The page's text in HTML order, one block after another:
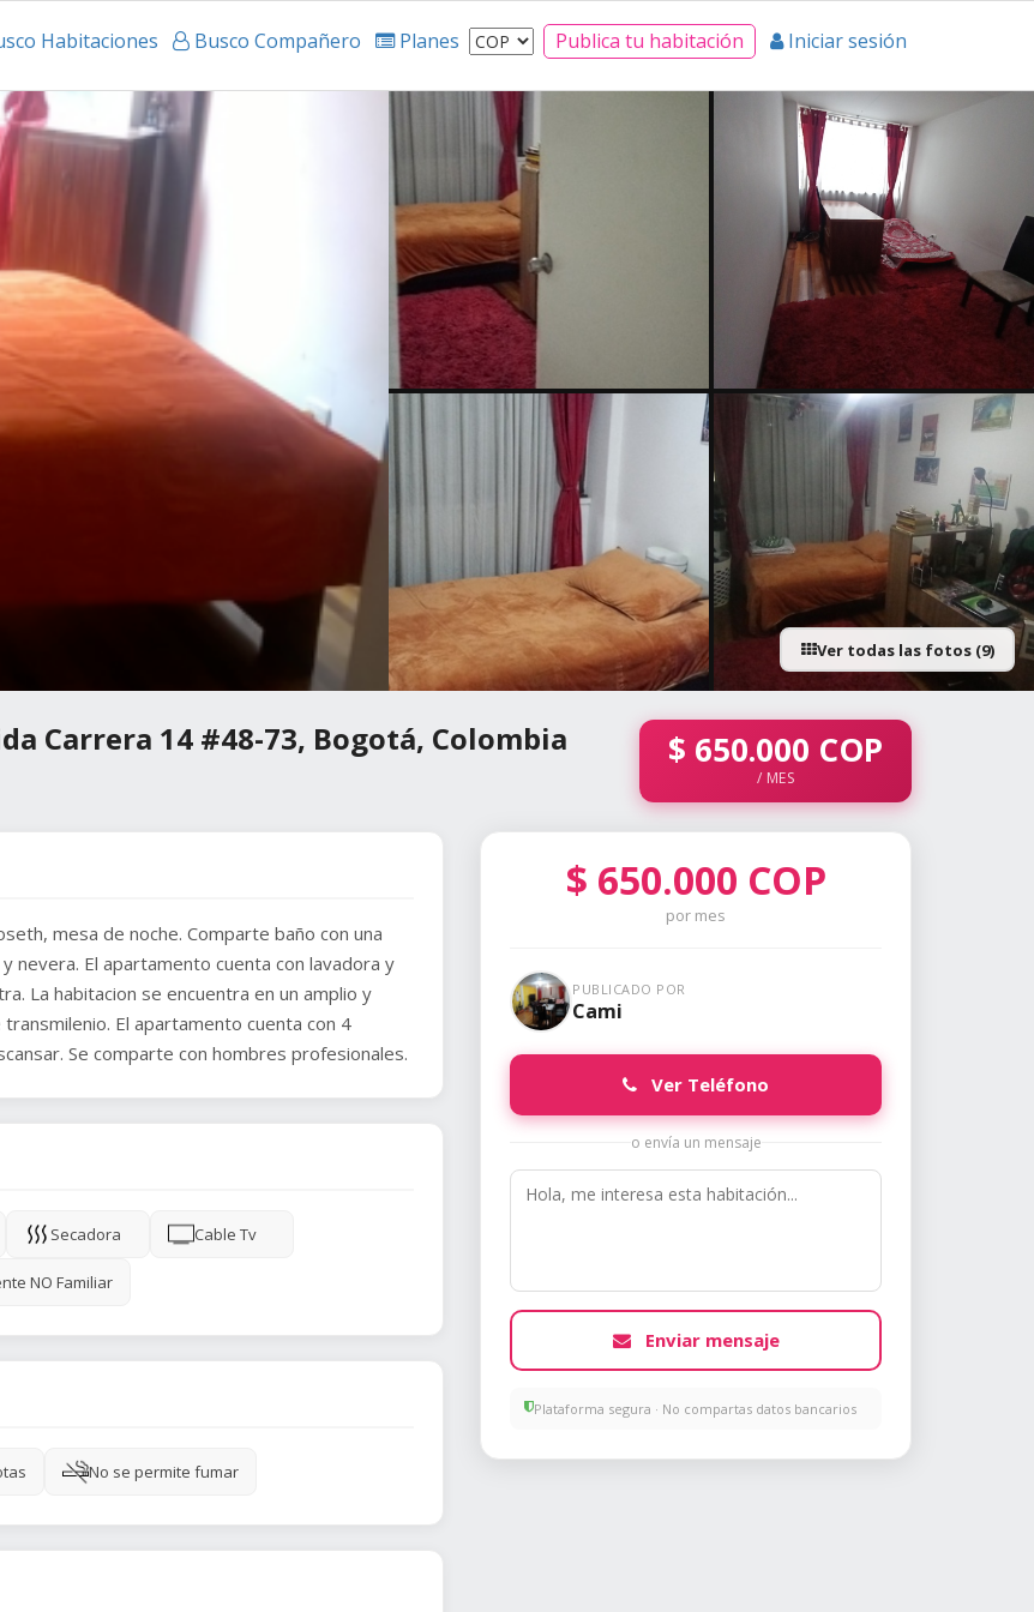
Habitaciones Busco Compañero Planes Publica tu habitación Iniciar sesión
Ver todas las fotos (9)
Carrera 14 #48-73, Bogotá, Colombia $ 650.000 COP
/ MES
mesa de noche. Comparte baño con una
nevera. El apartamento cuenta con lavadora y
La habitacion se encuentra en un amplio y
El apartamento cuenta con 4
Se comparte con hombres profesionales.
Secadora Cable Tv
NO Familiar
No se permite fumar
$ 650.000 COP
por mes
PUBLICADO POR
Cami
Ver Teléfono
o envía un mensaje
Enviar mensaje
Plataforma segura · No compartas datos bancarios